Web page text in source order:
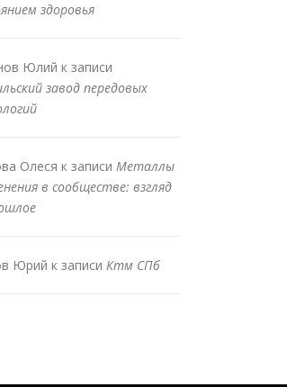
здоровья
Юлий к записи
завод передовых
Олеся к записи Металлы
в сообществе: взгляд
Юрий к записи Ктм СПб